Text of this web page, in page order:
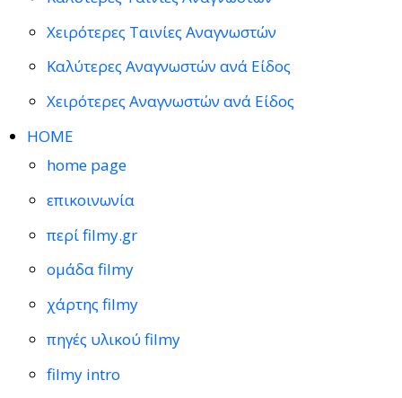
Χειρότερες Ταινίες Αναγνωστών
Καλύτερες Αναγνωστών ανά Είδος
Χειρότερες Αναγνωστών ανά Είδος
HOME
home page
επικοινωνία
περί filmy.gr
ομάδα filmy
χάρτης filmy
πηγές υλικού filmy
filmy intro